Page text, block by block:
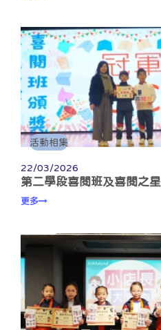
活動相集
22/03/2026
第二學段喜閱班及喜閱之星
更多